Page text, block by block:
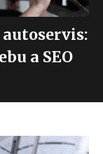
a SEO